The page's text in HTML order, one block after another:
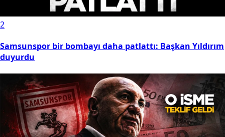
2
Samsunspor bir bombayı daha patlattı: Başkan Yıldırım
duyurdu